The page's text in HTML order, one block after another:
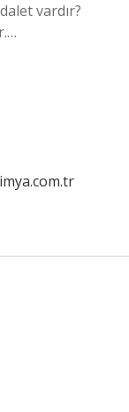
vardır?